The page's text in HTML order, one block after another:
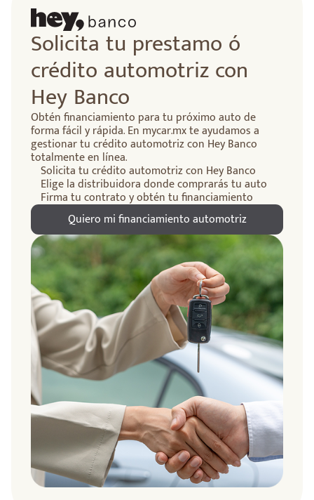
Solicita tu prestamo ó
crédito automotriz con
Hey Banco
Obtén financiamiento para tu próximo auto de
forma fácil y rápida. En mycar.mx te ayudamos a
gestionar tu crédito automotriz con Hey Banco
totalmente en línea.
Solicita tu crédito automotriz con Hey Banco
Elige la distribuidora donde comprarás tu auto
Firma tu contrato y obtén tu financiamiento
Quiero mi financiamiento automotriz